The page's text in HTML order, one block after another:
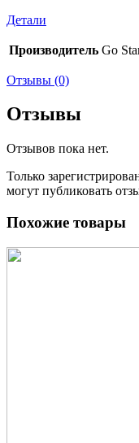
Детали
Производитель Go
Отзывы (0)
Отзывы
Отзывов пока нет.
Только
могут публиковать
Похожие товары